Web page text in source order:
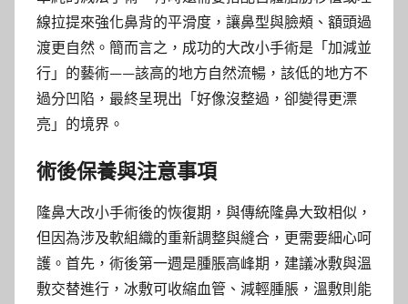
線拉提來強化鼻背的平滑度，讓鼻型與臉頰、額頭過
渡更自然。簡而言之，成功的大改小手術是「加減並
行」的藝術——該高的地方自然流暢，該低的地方不
過分凹陷，最終呈現出「好像沒整過，卻變得更漂
亮」的境界。
術後保養與注意事項
隆鼻大改小手術後的恢復期，與傳統隆鼻大致相似，
但因為涉及軟組織的重新調整與縫合，更需要細心呵
護。首先，術後第一週是腫脹高峰期，建議冰敷與溫
敷交替進行，冰敷可收縮血管、減輕腫脹，溫敷則能